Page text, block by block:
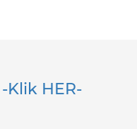
Klik HER-